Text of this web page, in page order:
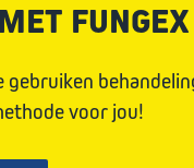
FUNGEX
voor jou!